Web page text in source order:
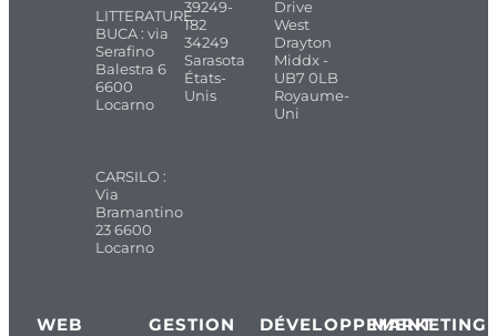
LITTERATURE
BUCA : via
Serafino
Balestra 6
6600
Locarno
CARSILO :
Via
Bramantino
23 6600
Locarno
39249-
182
34249
Sarasota
États-
Unis
Drive
West
Drayton
Middx -
UB7 0LB
Royaume-
Uni
WEB GESTION
DÉVELOPPEMENT
MARKETING